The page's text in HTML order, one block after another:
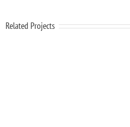
Related Projects